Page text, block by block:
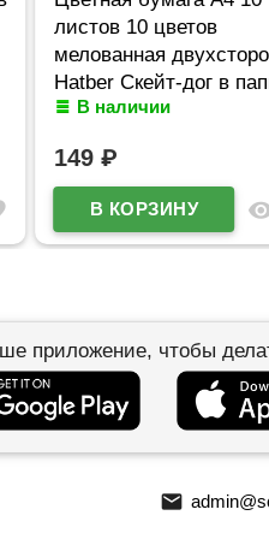
листов 10 цветов
мелованная
Hatber Скейт-дог в
арт.10Бц4м_36610
В наличии
149 ₽
приложение, чтобы
email